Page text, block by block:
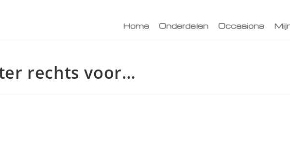
Home Onderdelen Occasions
rechts voor…